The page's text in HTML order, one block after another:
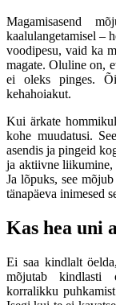
Magamisasend
kaalulangetamisel –
voodipesu, vaid ka
magate. Oluline on,
ei oleks pinges.
kehahoiakut.
Kui ärkate
kohe muudatusi.
asendis ja pingeid
ja aktiivne liikumine,
Ja lõpuks, see
tänapäeva inimesed
Kas hea uni
Ei saa kindlalt
mõjutab kindlasti
korralikku